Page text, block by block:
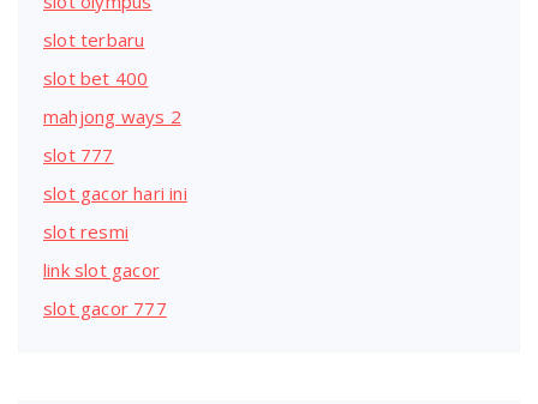
slot terbaru
slot bet 400
mahjong ways 2
slot 777
slot gacor hari ini
slot resmi
link slot gacor
slot gacor 777